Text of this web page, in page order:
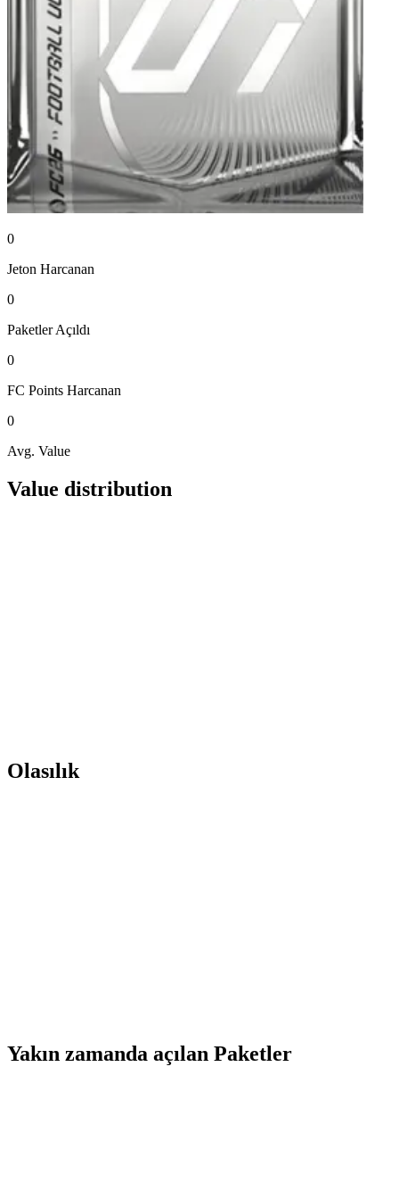
0
Jeton Harcanan
0
Paketler Açıldı
0
FC Points Harcanan
0
Avg. Value
Value distribution
Olasılık
Yakın zamanda açılan Paketler